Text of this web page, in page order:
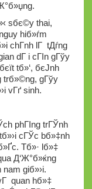
sбє©y thai,
hiб»ѓm
chГ­nh lГ tДѓng
dГ i cГІn gГўy
tб»‘, бєЈnh
trб»©ng, gГўy
vГґ sinh.
phГІng trГЎnh
cГЎc bб»‡nh
Tб»· lб»‡
Д‘Ж°б»ќng
giб»›i.
quan hб»‡